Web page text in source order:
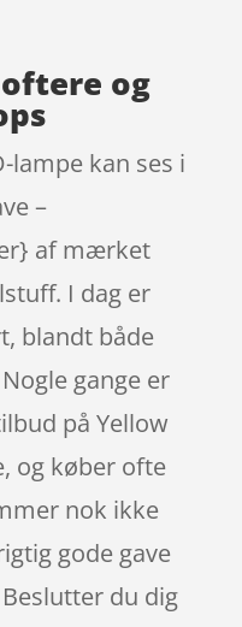
og
lampe kan ses i
–
af mærket
I dag er
blandt både
gange er
på Yellow
og køber ofte
nok ikke
gode gave
du dig